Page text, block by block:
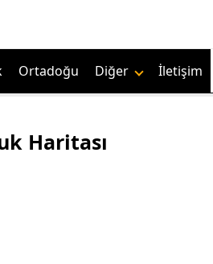
Ortadoğu Diğer İletişim
Haritası